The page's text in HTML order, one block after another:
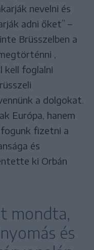
nevelni és
adni őket” –
Brüsszelben a
,
kell foglalni
a dolgokat.
Európa, hanem
fizetni a
és
ki Orbán
mondta,
és